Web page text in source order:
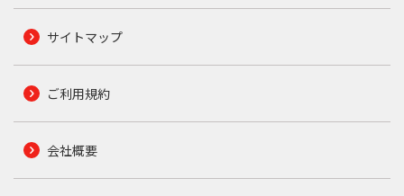
サイトマップ
ご利用規約
会社概要